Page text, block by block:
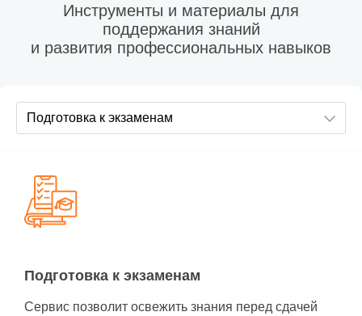
Инструменты и материалы для
поддержания знаний
и развития профессиональных навыков
Подготовка к экзаменам
Сервис позволит освежить знания перед сдачей